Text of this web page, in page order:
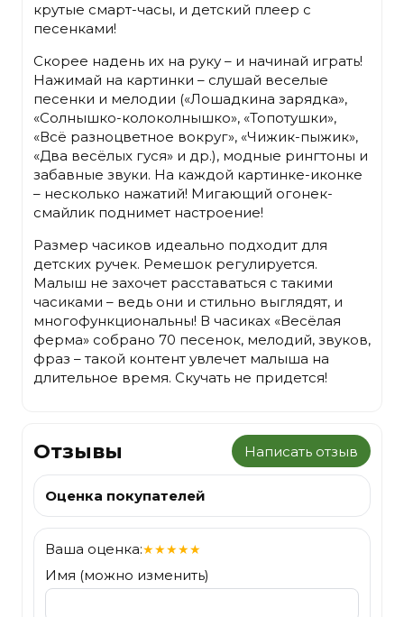
крутые смарт-часы, и детский плеер с
песенками!
Скорее надень их на руку – и начинай играть!
Нажимай на картинки – слушай веселые
песенки и мелодии («Лошадкина зарядка»,
«Солнышко-колоколнышко», «Топотушки»,
«Всё разноцветное вокруг», «Чижик-пыжик»,
«Два весёлых гуся» и др.), модные рингтоны и
забавные звуки. На каждой картинке-иконке
– несколько нажатий! Мигающий огонек-
смайлик поднимет настроение!
Размер часиков идеально подходит для
детских ручек. Ремешок регулируется.
Малыш не захочет расставаться с такими
часиками – ведь они и стильно выглядят, и
многофункциональны! В часиках «Весёлая
ферма» собрано 70 песенок, мелодий, звуков,
фраз – такой контент увлечет малыша на
длительное время. Скучать не придется!
Отзывы Написать отзыв
Оценка покупателей
Ваша оценка:★★★★★
Имя (можно изменить)